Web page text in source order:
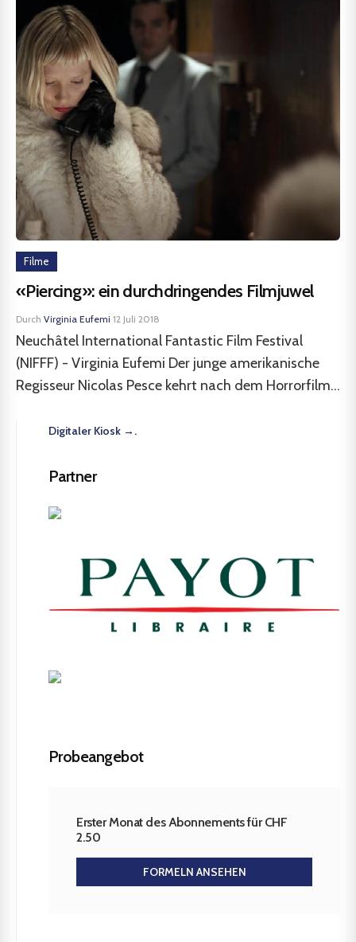
Filme
«Piercing»: ein durchdringendes Filmjuwel
Durch Virginia Eufemi·12 Juli 2018
Neuchâtel International Fantastic Film Festival
(NIFFF) - Virginia Eufemi Der junge amerikanische
Regisseur Nicolas Pesce kehrt nach dem Horrorfilm...
Digitaler Kiosk →.
Partner
Probeangebot
Erster Monat des Abonnements für CHF
2.50
FORMELN ANSEHEN